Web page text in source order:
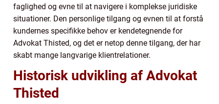
faglighed og evne til at navigere i komplekse juridiske
situationer. Den personlige tilgang og evnen til at forstå
kundernes specifikke behov er kendetegnende for
Advokat Thisted, og det er netop denne tilgang, der har
skabt mange langvarige klientrelationer.
Historisk udvikling af Advokat
Thisted